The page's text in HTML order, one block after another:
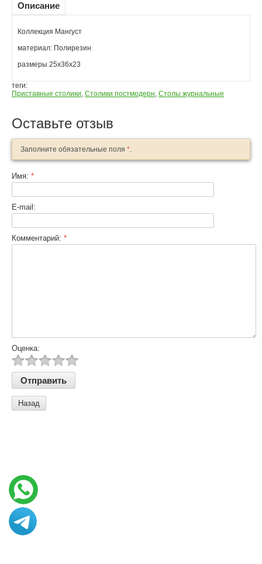
Описание
Коллекция Мангуст
материал: Полирезин
размеры 25x36x23
теги:
Приставные столики, Столики постмодерн, Столы журнальные
Оставьте отзыв
Заполните обязательные поля *.
Имя: *
E-mail:
Комментарий: *
Оценка:
Назад